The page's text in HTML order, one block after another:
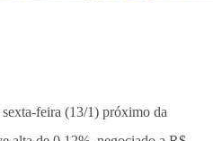
sexta-feira (13/1) próximo da